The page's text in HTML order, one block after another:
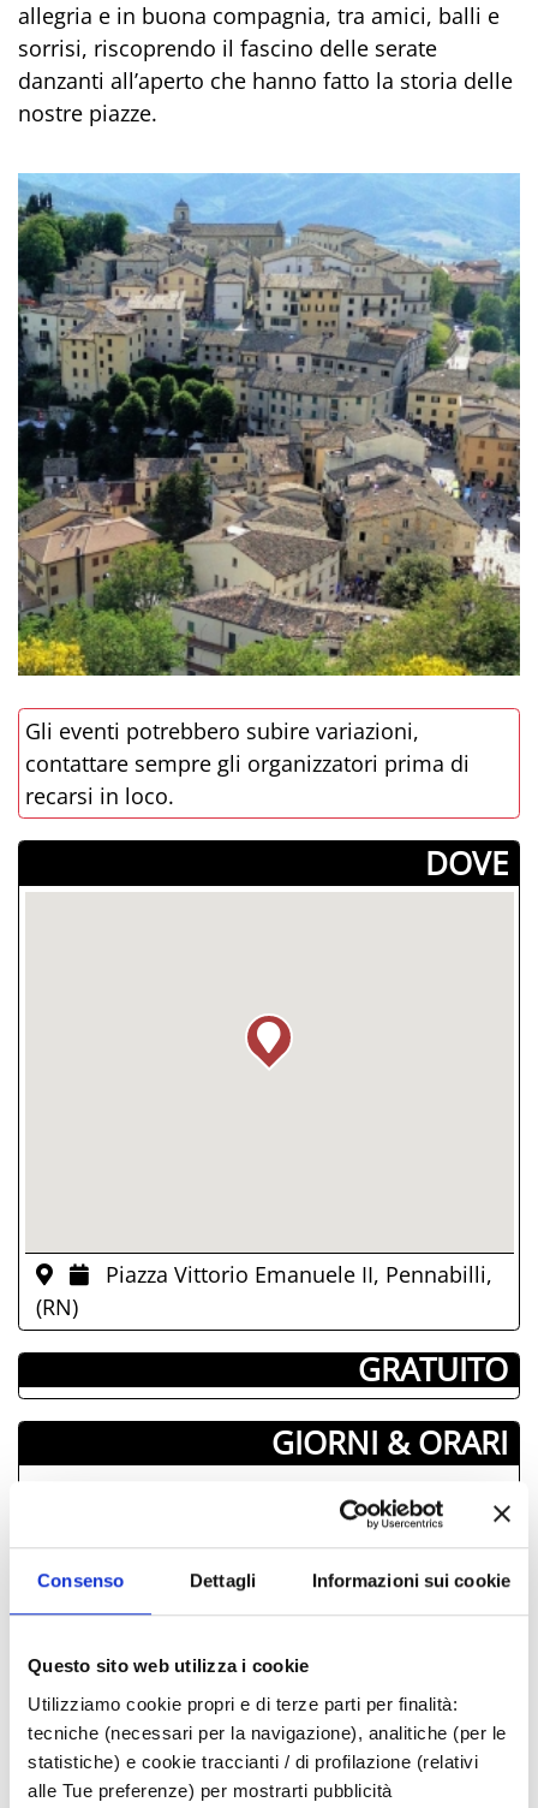
Consenso Dettagli Informazioni sui cookie
Questo sito web utilizza i cookie
Utilizziamo cookie propri e di terze parti per finalità:
tecniche (necessari per la navigazione), analitiche (per le
statistiche) e cookie traccianti / di profilazione (relativi
alle Tue preferenze) per mostrarti pubblicità
allegria e in buona compagnia, tra amici, balli e
sorrisi, riscoprendo il fascino delle serate
danzanti all’aperto che hanno fatto la storia delle
nostre piazze.
Gli eventi potrebbero subire variazioni,
contattare sempre gli organizzatori prima di
recarsi in loco.
­DOVE
Piazza Vittorio Emanuele II, Pennabilli,
(RN)
­ GRATUITO
GIORNI & ORARI
28
29 31 01 02
03
04
05 06 07 08 09
10
18
25
26 27 28 29 30
31
02 03 04 05 06 07